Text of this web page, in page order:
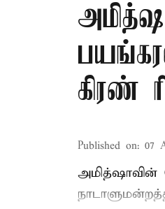
கிரண்
Published on: 07
அமித்ஷாவின்